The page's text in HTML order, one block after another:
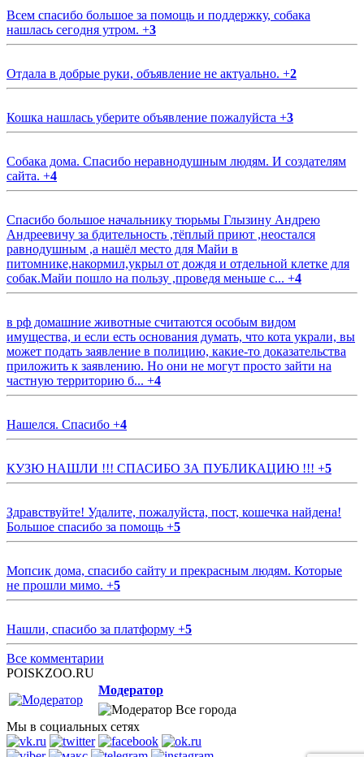
Всем спасибо большое за помощь и поддержку, собака
нашлась сегодня утром. +3
Отдала в добрые руки, объявление не актуально. +2
Кошка нашлась уберите объявление пожалуйста +3
Собака дома. Спасибо неравнодушным людям. И создателям
сайта. +4
Спасибо большое начальнику тюрьмы Глызину Андрею
Андреевичу за бдительность ,тёплый приют ,неостался
равнодушным ,а нашёл место для Майи в
питомнике,накормил,укрыл от дождя и отдельной клетке для
собак.Майи пошло на пользу ,проведя меньше с... +4
в рф домашние животные считаются особым видом
имущества, и если есть основания думать, что кота украли, вы
может подать заявление в полицию, какие-то доказательства
приложить к заявлению. Но они не могут просто зайти на
частную территорию б... +4
Нашелся. Спасибо +4
КУЗЮ НАШЛИ !!! СПАСИБО ЗА ПУБЛИКАЦИЮ !!! +5
Здравствуйте! Удалите, пожалуйста, пост, кошечка найдена!
Большое спасибо за помощь +5
Мопсик дома, спасибо сайту и прекрасным людям. Которые
не прошли мимо. +5
Нашли, спасибо за платформу +5
Все комментарии
POISKZOO.RU
Модератор
Все города
Мы в социальных сетях